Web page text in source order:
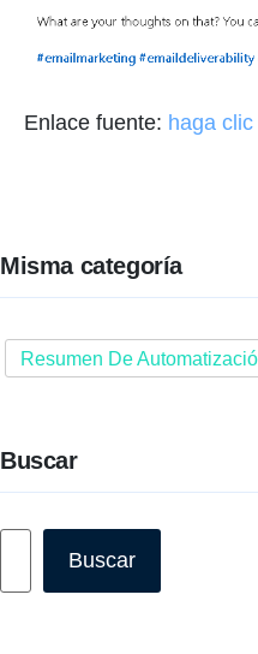
Enlace fuente: haga
Misma categoría
Resumen De
Buscar
Buscar